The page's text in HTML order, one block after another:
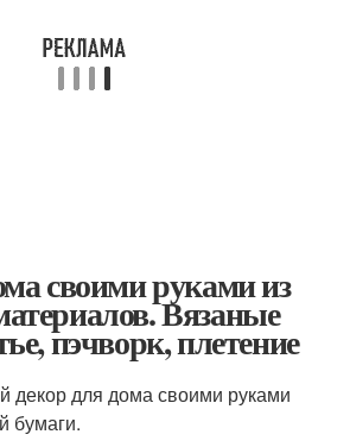
своими руками из
Вязаные
пэчворк, плетение
декор для дома своими руками
бумаги.